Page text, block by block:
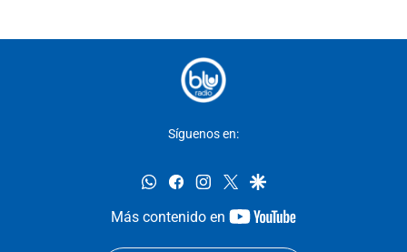
Síguenos en:
whatsappfacebookinstagram
twittergoogle
Más contenido en
youtube-